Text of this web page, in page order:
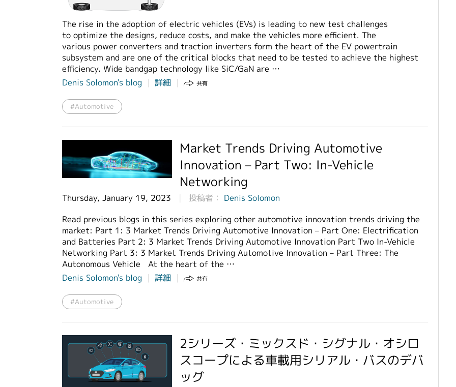
The rise in the adoption of electric vehicles (EVs) is leading to new test challenges
to optimize the designs, reduce costs, and make the vehicles more efficient. The
various power converters and traction inverters form the heart of the EV powertrain
subsystem and are one of the critical blocks that need to be tested to achieve the highest
efficiency. Wide bandgap technology like SiC/GaN are …
Denis Solomon's blog
詳細 共有
#Automotive
Market Trends Driving Automotive
Innovation – Part Two: In-Vehicle
Networking
Thursday, January 19, 2023 投稿者： Denis Solomon
Read previous blogs in this series exploring other automotive innovation trends driving the
market: Part 1: 3 Market Trends Driving Automotive Innovation – Part One: Electrification
and Batteries Part 2: 3 Market Trends Driving Automotive Innovation Part Two In-Vehicle
Networking Part 3: 3 Market Trends Driving Automotive Innovation – Part Three: The
Autonomous Vehicle At the heart of the …
Denis Solomon's blog
詳細 共有
#Automotive
2シリーズ・ミックスド・シグナル・オシロ
スコープによる車載用シリアル・バスのデバ
ッグ